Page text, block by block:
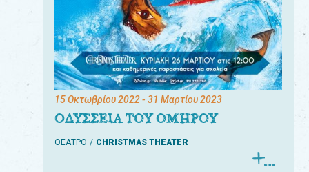
15 Οκτωβρίου 2022- 31 Μαρτίου 2023
ΟΔΥΣΣΕΙΑ ΤΟΥ ΟΜΗΡΟΥ
ΘΕΑΤΡΟ CHRISTMAS THEATER